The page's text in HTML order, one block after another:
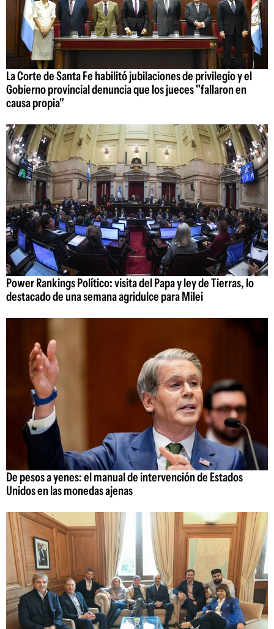
La Corte de Santa Fe habilitó jubilaciones de privilegio y el
Gobierno provincial denuncia que los jueces "fallaron en
causa propia"
Power Rankings Político: visita del Papa y ley de Tierras, lo
destacado de una semana agridulce para Milei
De pesos a yenes: el manual de intervención de Estados
Unidos en las monedas ajenas